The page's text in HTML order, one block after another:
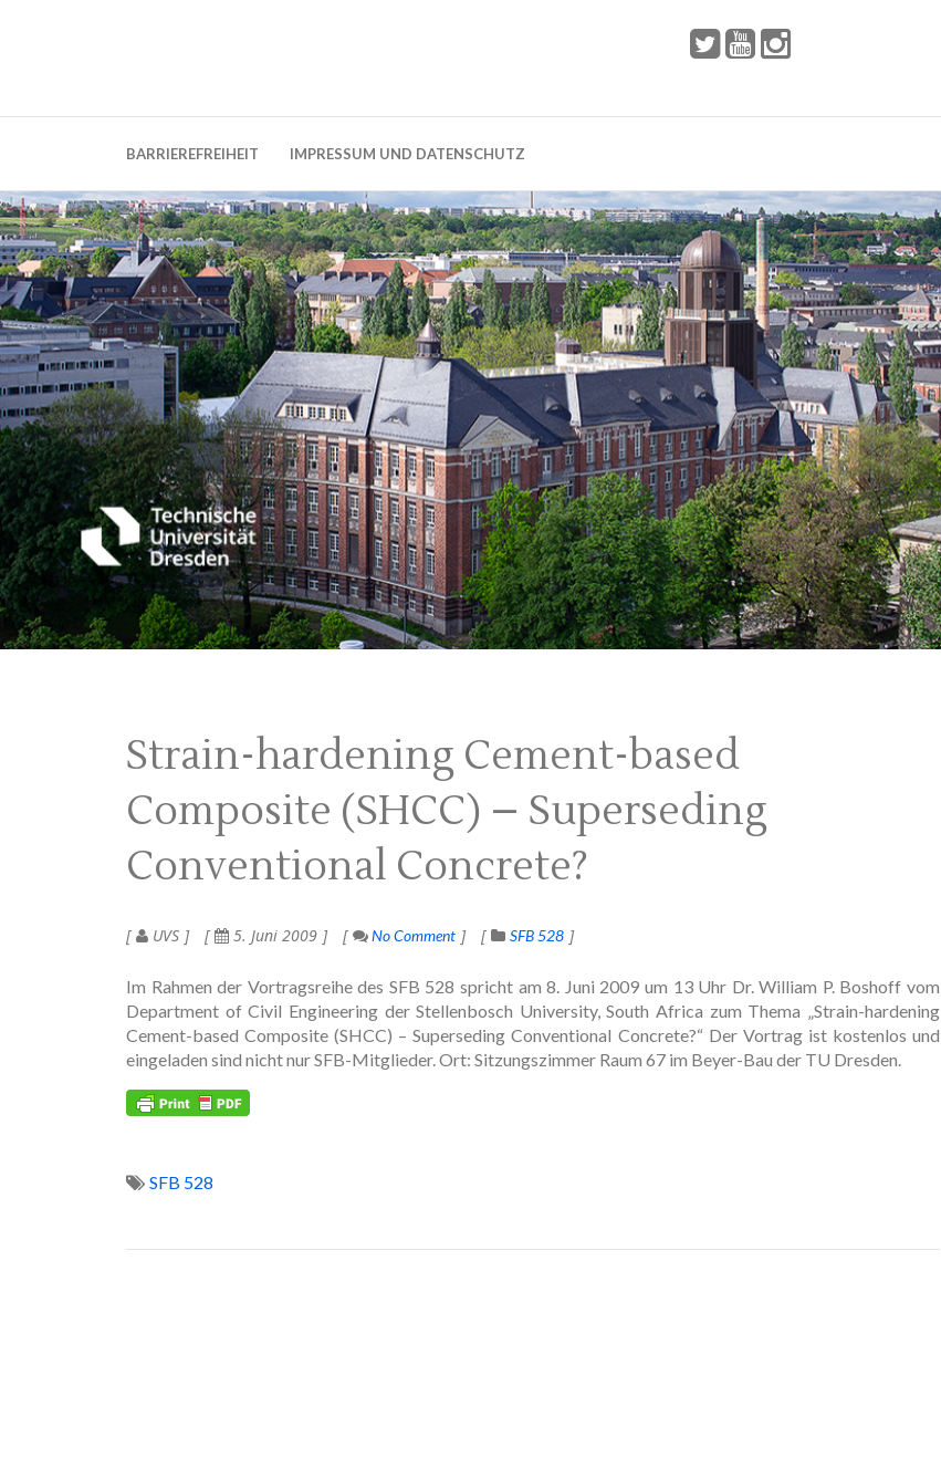
BARRIEREFREIHEIT IMPRESSUM UND DATENSCHUTZ
Strain-hardening Cement-based
Composite (SHCC) – Superseding
Conventional Concrete?
UVS 5. Juni 2009 No Comment SFB 528
Im Rahmen der Vortragsreihe des SFB 528 spricht am 8. Juni 2009 um 13 Uhr Dr. William P. Boshoff vom
Department of Civil Engineering der Stellenbosch University, South Africa zum Thema „Strain-hardening
Cement-based Composite (SHCC) – Superseding Conventional Concrete?“ Der Vortrag ist kostenlos und
eingeladen sind nicht nur SFB-Mitglieder. Ort: Sitzungszimmer Raum 67 im Beyer-Bau der TU Dresden.
SFB 528